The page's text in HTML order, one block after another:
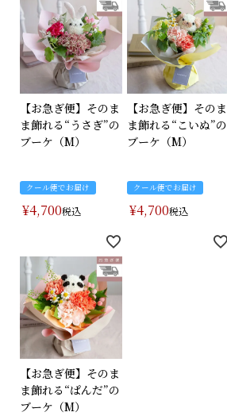
ギフトラッピング
メッセージカード
お問い合わせ
【お急ぎ便】そのま
ま飾れる“うさぎ”の
ブーケ（M）
クール便でお届け
¥4,700税込
【お急ぎ便】そのま
ま飾れる“こいぬ”の
ブーケ（M）
クール便でお届け
¥4,700税込
【お急ぎ便】そのま
ま飾れる“ぱんだ”の
ブーケ（M）